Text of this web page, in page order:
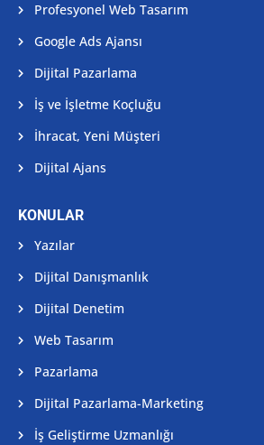
Profesyonel Web Tasarım
Google Ads Ajansı
Dijital Pazarlama
İş ve İşletme Koçluğu
İhracat, Yeni Müşteri
Dijital Ajans
KONULAR
Yazılar
Dijital Danışmanlık
Dijital Denetim
Web Tasarım
Pazarlama
Dijital Pazarlama-Marketing
İş Geliştirme Uzmanlığı